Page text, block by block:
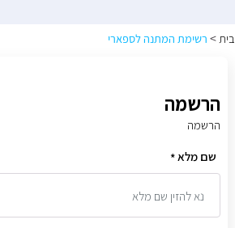
בית> רשימת המתנה לספארי
הרשמה
הרשמה
שם מלא*